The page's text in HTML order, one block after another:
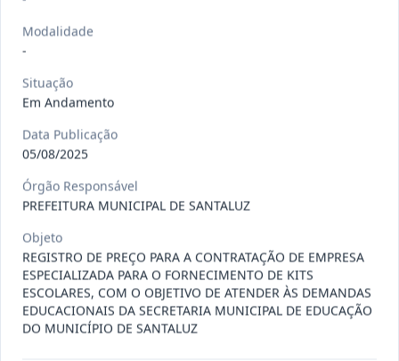
027/2026
Eletrônico
SEGURO, PARA
Situação:
Data
:13/07/2026
025/2026
Pregão
Eletrônico
REGISTRO DE PREÇO PARA A
CONTRATAÇÃO DE EMPRESA PARA
LOCAÇÃO...
Situação:
Em Andamento
Data:30/06/2026
Modalidade
-
Situação
Em Andamento
Data Publicação
05/08/2025
Órgão Responsável
PREFEITURA MUNICIPAL DE SANTALUZ
Objeto
REGISTRO DE PREÇO PARA A CONTRATAÇÃO DE EMPRESA
ESPECIALIZADA PARA O FORNECIMENTO DE KITS
ESCOLARES, COM O OBJETIVO DE ATENDER ÀS DEMANDAS
EDUCACIONAIS DA SECRETARIA MUNICIPAL DE EDUCAÇÃO
DO MUNICÍPIO DE SANTALUZ